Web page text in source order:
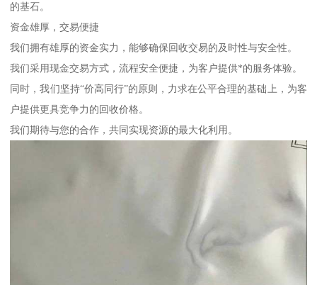
的基石。
资金雄厚，交易便捷
我们拥有雄厚的资金实力，能够确保回收交易的及时性与安全性。
我们采用现金交易方式，流程安全便捷，为客户提供*的服务体验。
同时，我们坚持“价高同行”的原则，力求在公平合理的基础上，为客
户提供更具竞争力的回收价格。
我们期待与您的合作，共同实现资源的最大化利用。